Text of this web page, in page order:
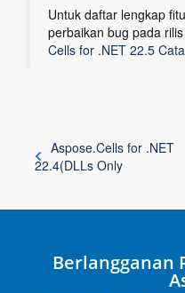
Untuk daftar lengkap
perbaikan bug pada
Cells for .NET 22.5
Aspose.Cells for .NET
22.4(DLLs Only
Berlangganan